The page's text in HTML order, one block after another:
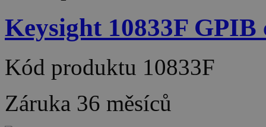
Keysight 10833F GPIB
Kód produktu 10833F
Záruka 36 měsíců